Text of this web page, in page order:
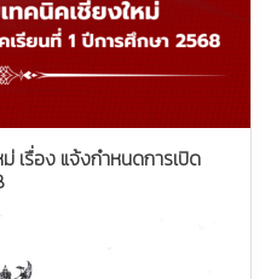
เรื่อง แจ้งกำหนดการเปิด